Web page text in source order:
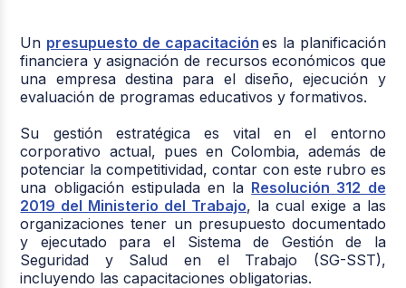
Un presupuesto de capacitación es la planificación
financiera y asignación de recursos económicos que
una empresa destina para el diseño, ejecución y
evaluación de programas educativos y formativos.
Su gestión estratégica es vital en el entorno
corporativo actual, pues en Colombia, además de
potenciar la competitividad, contar con este rubro es
una obligación estipulada en la Resolución 312 de
2019 del Ministerio del Trabajo, la cual exige a las
organizaciones tener un presupuesto documentado
y ejecutado para el Sistema de Gestión de la
Seguridad y Salud en el Trabajo (SG-SST),
incluyendo las capacitaciones obligatorias.